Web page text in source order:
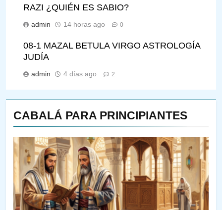
CABALÁ PARA PRINCIPIANTES
143
¿QUIÉN ES SABIO? EL QUE
VE LO QUE VA A NACER
PENSAMIENTO JUDÍO PIRKEI AVOT
RAZI ¿QUIÉN ES SABIO?
admin 14 horas ago 0
08-1 MAZAL BETULA VIRGO ASTROLOGÍA
JUDÍA
admin 4 días ago 2